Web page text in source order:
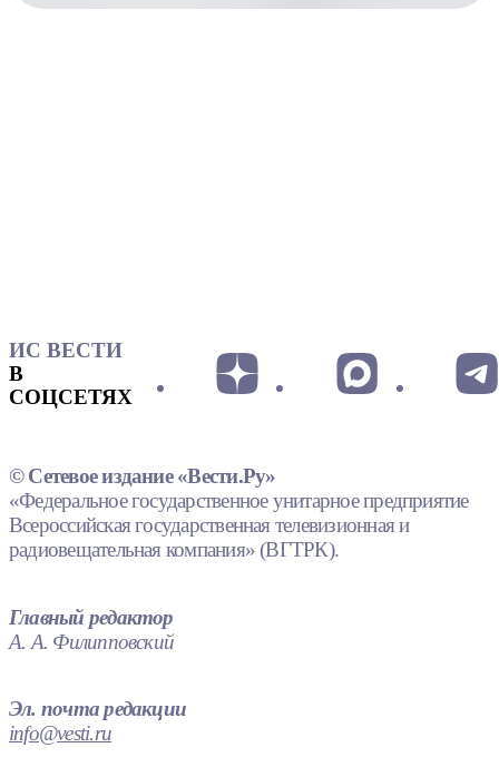
ИС ВЕСТИ
В
СОЦСЕТЯХ
© Сетевое издание «Вести.Ру»
«Федеральное государственное унитарное предприятие
Всероссийская государственная телевизионная и
радиовещательная компания» (ВГТРК).
Главный редактор
А. А. Филипповский
Эл. почта редакции
info@vesti.ru